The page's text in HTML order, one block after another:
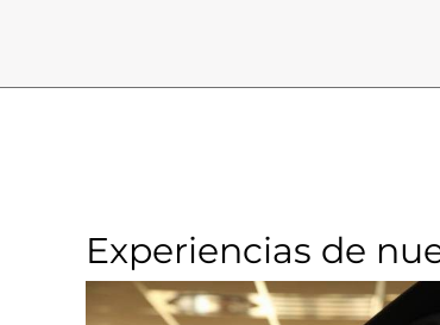
Experiencias de